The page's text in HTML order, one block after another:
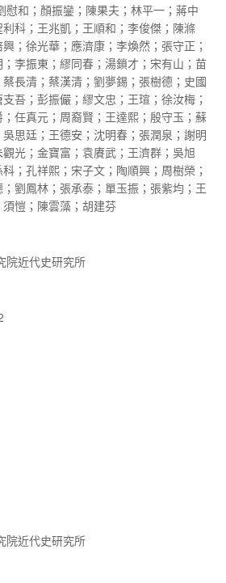
慰和；顏振鑾；陳果夫；林平一；蔣中
科；王兆凱；王順和；李俊傑；陳滌
；徐光華；應濟康；李煥然；張守正；
李振東；繆同春；湯鎖才；宋有山；苗
長清；蔡漢清；劉夢錫；張樹德；史國
吾；彭振儼；繆文忠；王瑄；徐汝梅；
任真元；周裔賢；王達熙；殷守玉；蘇
思廷；王德安；沈明春；張潤泉；謝明
光；金寶富；袁賡武；王濟群；吳旭
；孔祥熙；宋子文；陶順興；周樹榮；
劉鳳林；張承泰；單玉振；張紫均；王
愷；陳雲藻；胡建芬
院近代史研究所
院近代史研究所